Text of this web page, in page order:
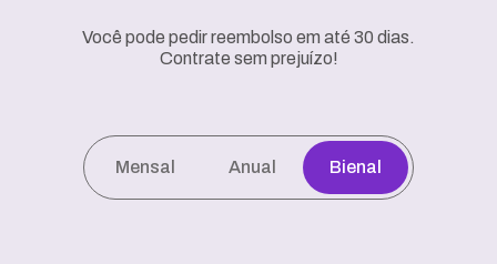
Você pode pedir reembolso em até 30 dias.
Contrate sem prejuízo!
Mensal Anual Bienal